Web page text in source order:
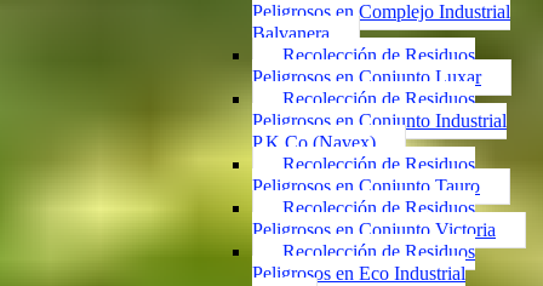
Peligrosos en Complejo Industrial
Balvanera
Recolección de Residuos
Peligrosos en Conjunto Luxar
Recolección de Residuos
Peligrosos en Conjunto Industrial
P.K.Co (Navex)
Recolección de Residuos
Peligrosos en Conjunto Tauro
Recolección de Residuos
Peligrosos en Conjunto Victoria
Recolección de Residuos
Peligrosos en Eco Industrial